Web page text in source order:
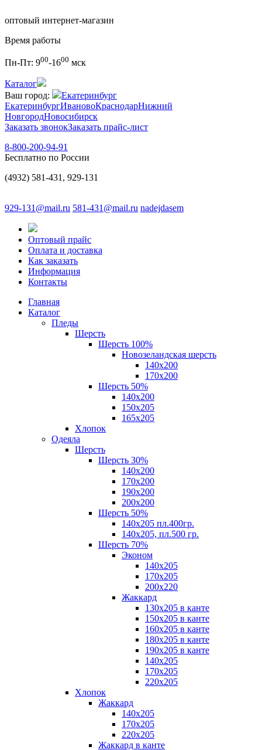
оптовый интернет-магазин
Время работы
Пн-Пт: 900-1600 мск
Каталог
Ваш город:
Екатеринбург
ЕкатеринбургИвановоКраснодарНижний
НовгородНовосибирск
Заказать звонокЗаказать прайс-лист
8-800-200-94-91
Бесплатно по России
(4932) 581-431, 929-131
929-131@mail.ru 581-431@mail.ru nadejdasem
Оптовый прайс
Оплата и доставка
Как заказать
Информация
Контакты
Главная
Каталог
Пледы
Шерсть
Шерсть 100%
Новозеландская шерсть
140х200
170x200
Шерсть 50%
140x200
150х205
165х205
Хлопок
Одеяла
Шерсть
Шерсть 30%
140х200
170х200
190х200
200х200
Шерсть 50%
140х205 пл.400гр.
140х205, пл.500 гр.
Шерсть 70%
Эконом
140х205
170х205
200х220
Жаккард
130х205 в канте
150х205 в канте
160х205 в канте
180х205 в канте
190х205 в канте
140х205
170х205
220х205
Хлопок
Жаккард
140x205
170х205
220х205
Жаккард в канте